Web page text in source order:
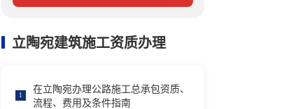
立陶宛建筑施工资质办理
1
在立陶宛办理公路施工总承包资质、
流程、费用及条件指南